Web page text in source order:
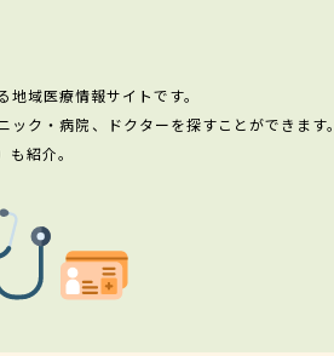
域医療情報サイトです。
ク・病院、ドクターを探すことができます。
紹介。